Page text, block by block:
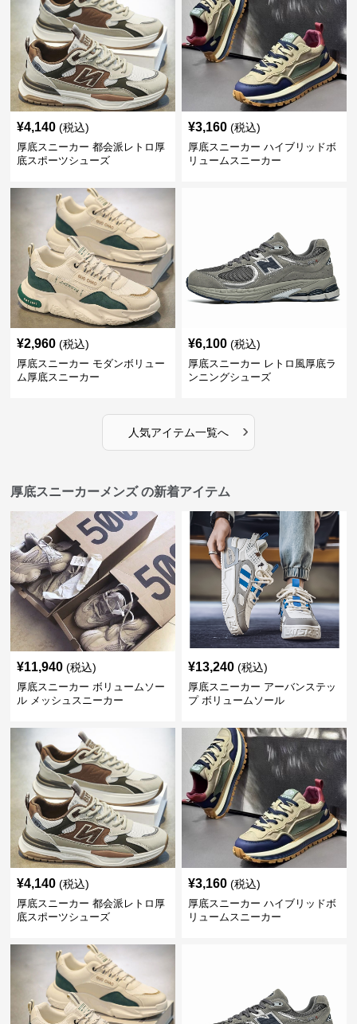
¥4,140 (税込)
厚底スニーカー 都会派レトロ厚
底スポーツシューズ
¥3,160 (税込)
厚底スニーカー ハイブリッドボ
リュームスニーカー
¥2,960 (税込)
厚底スニーカー モダンボリュー
ム厚底スニーカー
¥6,100 (税込)
厚底スニーカー レトロ風厚底ラ
ンニングシューズ
人気アイテム一覧へ ›
厚底スニーカーメンズ の新着アイテム
¥11,940 (税込)
厚底スニーカー ボリュームソー
ル メッシュスニーカー
¥13,240 (税込)
厚底スニーカー アーバンステッ
プ ボリュームソール
¥4,140 (税込)
厚底スニーカー 都会派レトロ厚
底スポーツシューズ
¥3,160 (税込)
厚底スニーカー ハイブリッドボ
リュームスニーカー